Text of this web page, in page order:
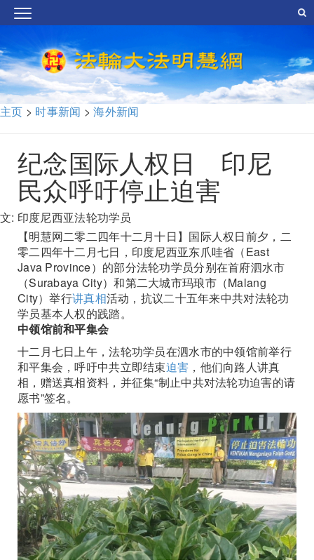
主页 > 时事新闻 >海外新闻
纪念国际人权日 印尼
民众呼吁停止迫害
文: 印度尼西亚法轮功学员
【明慧网二零二四年十二月十日】国际人权日前夕，二
零二四年十二月七日，印度尼西亚东爪哇省（East
Java Province）的部分法轮功学员分别在首府泗水市
（Surabaya City）和第二大城市玛琅市（Malang
City）举行讲真相活动，抗议二十五年来中共对法轮功
学员基本人权的践踏。
中领馆前和平集会
十二月七日上午，法轮功学员在泗水市的中领馆前举行
和平集会，呼吁中共立即结束迫害 ，他们向路人讲真
相，赠送真相资料，并征集“制止中共对法轮功迫害的请
愿书”签名。